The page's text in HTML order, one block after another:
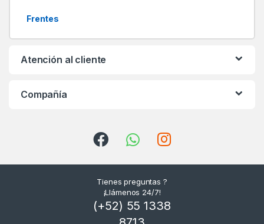
e
Frentes
Atención al cliente
Compañía
Tienes preguntas ?
¡Llámenos 24/7!
(+52) 55 1338